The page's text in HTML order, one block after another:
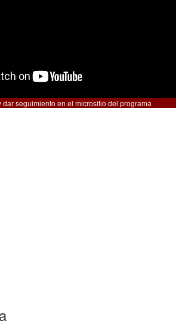
dar seguimiento en el micrositio del programa